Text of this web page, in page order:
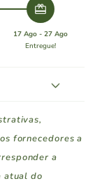
redeem
17 Ago - 27 Ago
Entregue!
fornecedores a
a
atual do